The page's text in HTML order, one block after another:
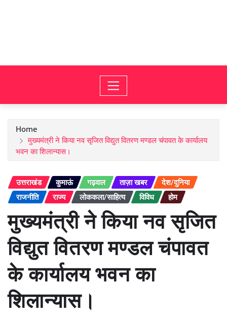
Home
मुख्यमंत्री ने किया नव सृजित विद्युत वितरण मण्डल चंपावत के कार्यालय
भवन का शिलान्यास।
उत्तराखंड कुमाऊं गढ़वाल ताज़ा खबर
देश/दुनिया
राजनीति
राज्य लोककला/साहित्य विविध होम
मुख्यमंत्री ने किया नव सृजित
विद्युत वितरण मण्डल चंपावत
के कार्यालय भवन का
शिलान्यास।